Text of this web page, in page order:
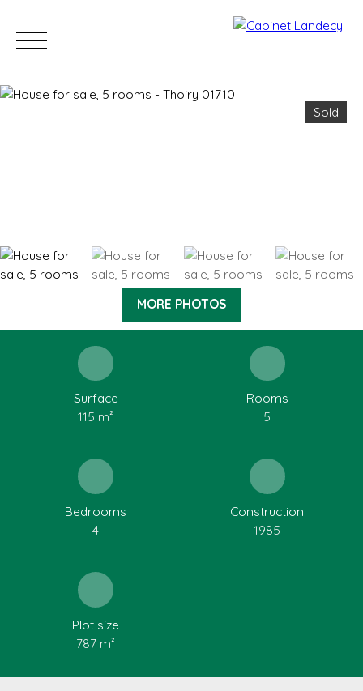
ESTIMATE
Sold
MORE PHOTOS
Surface
115 m²
Rooms
5
Bedrooms
4
Construction
1985
Plot size
787 m²